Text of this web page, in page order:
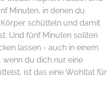
Minuten, in denen du
schütteln und damit
Und fünf Minuten sollten
lassen - auch in einem
wenn du dich nur eine
ist das eine Wohltat für